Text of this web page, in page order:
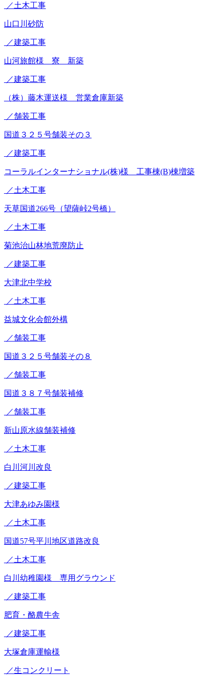
／土木工事
山口川砂防
／建築工事
山河旅館様 寮 新築
／建築工事
（株）藤木運送様 営業倉庫新築
／舗装工事
国道３２５号舗装その３
／建築工事
コーラルインターナショナル(株)様 工事棟(B)棟増築
／土木工事
天草国道266号（望薩峠2号橋）
／土木工事
菊池治山林地荒廃防止
／建築工事
大津北中学校
／土木工事
益城文化会館外構
／舗装工事
国道３２５号舗装その８
／舗装工事
国道３８７号舗装補修
／舗装工事
新山原水線舗装補修
／土木工事
白川河川改良
／建築工事
大津あゆみ園様
／土木工事
国道57号平川地区道路改良
／土木工事
白川幼稚園様 専用グラウンド
／建築工事
肥育・酪農牛舎
／建築工事
大塚倉庫運輸様
／生コンクリート